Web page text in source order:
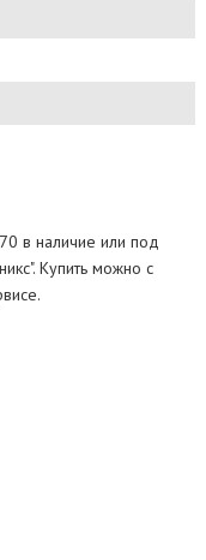
в наличие или под
Купить можно с